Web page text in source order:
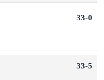
33-0
33-5